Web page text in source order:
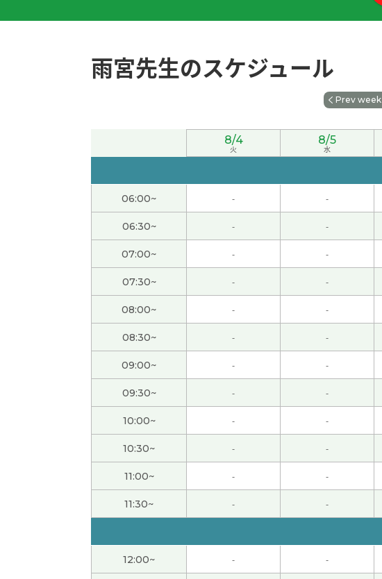
また、よろしくお願いします。( 50代 男性 )
( 50代 男性 )
次回もよろしくお願いします。
いつもありがとうございます。また、よろしくお願いしま
下次也请多关照。 ( 50代 男性 )
また、よろしくお願いします。( 50代 男性 )
次回もよろしくお願いします。( 50代 男性 )
また、よろしくお願いします。
日常で使う言葉など、教科書に載ってないことも教えても
谢谢您的课。また、よろしくお願いします。
流暢な日本語でとてもわかりやすかったです！有難うござ
いつも多くの表現をありがとうございます。( 50代 男性 )
また、よろしくお願いします。
雨宮先生のスケジュール
Prev week
8/4
火
8/5
水
06:00~ - -
06:30~ - -
07:00~ - -
07:30~ - -
08:00~ - -
08:30~ - -
09:00~ - -
09:30~ - -
10:00~ - -
10:30~ - -
11:00~ - -
11:30~ - -
12:00~ - -